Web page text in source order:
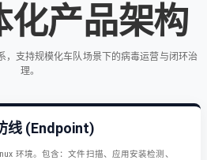
化产品架构
，支持规模化车队场景下的病毒运营与闭环治
理。
线 (Endpoint)
环境。包含：文件扫描、应用安装检测、